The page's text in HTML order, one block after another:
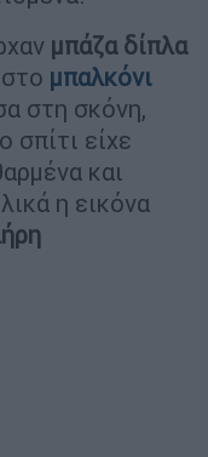
μπάζα δίπλα
μπαλκόνι
στη σκόνη,
σπίτι είχε
και
η εικόνα